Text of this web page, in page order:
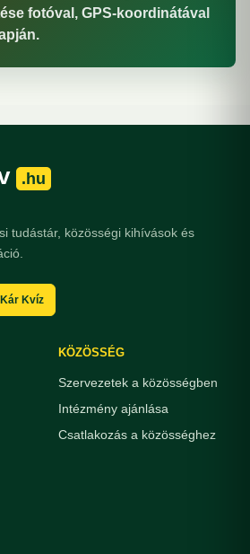
fotóval, GPS-koordinátával
.hu
tudástár, közösségi kihívások és
Kvíz
KÖZÖSSÉG
Szervezetek a közösségben
Intézmény ajánlása
Csatlakozás a közösséghez